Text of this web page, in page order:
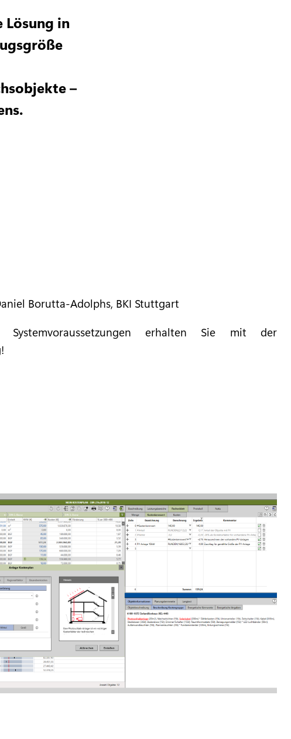
Lösung in
–
Borutta-Adolphs, BKI Stuttgart
Systemvoraussetzungen erhalten Sie mit der